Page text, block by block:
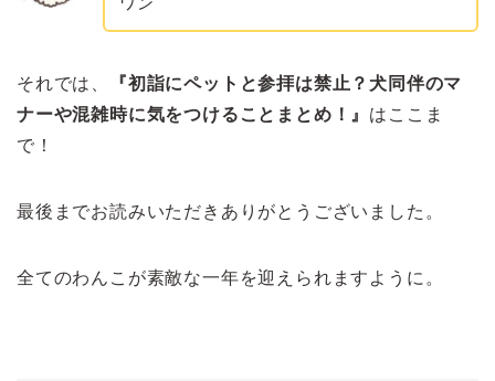
それでは、
『初詣にペットと参拝は禁止？犬同伴のマ
ナーや混雑時に気をつけることまとめ！』 はここま
で！
最後までお読みいただきありがとうございました。
全てのわんこが素敵な一年を迎えられますように。